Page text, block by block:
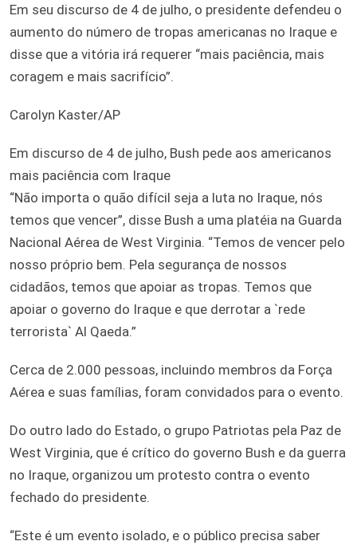
Em seu discurso de 4 de julho, o presidente defendeu o
aumento do número de tropas americanas no Iraque e
disse que a vitória irá requerer “mais paciência, mais
coragem e mais sacrifício”.
Carolyn Kaster/AP
Em discurso de 4 de julho, Bush pede aos americanos
mais paciência com Iraque
“Não importa o quão difícil seja a luta no Iraque, nós
temos que vencer”, disse Bush a uma platéia na Guarda
Nacional Aérea de West Virginia. “Temos de vencer pelo
nosso próprio bem. Pela segurança de nossos
cidadãos, temos que apoiar as tropas. Temos que
apoiar o governo do Iraque e que derrotar a `rede
terrorista` Al Qaeda.”
Cerca de 2.000 pessoas, incluindo membros da Força
Aérea e suas famílias, foram convidados para o evento.
Do outro lado do Estado, o grupo Patriotas pela Paz de
West Virginia, que é crítico do governo Bush e da guerra
no Iraque, organizou um protesto contra o evento
fechado do presidente.
“Este é um evento isolado, e o público precisa saber